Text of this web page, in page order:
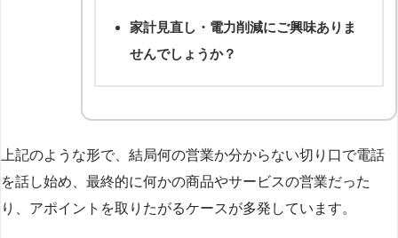
家計見直し・電力削減にご興味ありま
せんでしょうか？
上記のような形で、結局何の営業か分からない切り口で電話
を話し始め、最終的に何かの商品やサービスの営業だった
り、アポイントを取りたがるケースが多発しています。